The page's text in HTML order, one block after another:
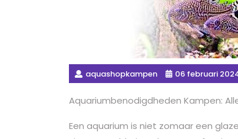
aquashopkampen 06 februari
Aquariumbenodigdheden Kampen:
Een aquarium is niet zomaar een